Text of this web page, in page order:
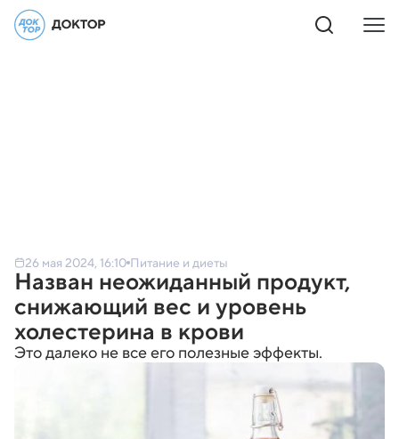
26 мая 2024, 16:10 Питание и диеты
Назван неожиданный продукт,
снижающий вес и уровень
холестерина в крови
Это далеко не все его полезные эффекты.